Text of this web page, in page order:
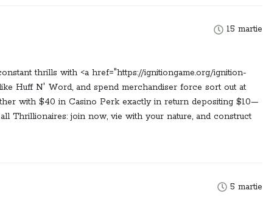
15 martie
thrills with <a href="https://ignitiongame.org/ignition-
Huff N' Word, and spend merchandiser force sort out at
with $40 in Casino Perk exactly in return depositing $10—
Thrillionaires: join now, vie with your nature, and construct
5 martie